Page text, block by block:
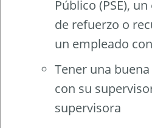
Público (PSE),
de refuerzo o
un empleado
Tener una
con su
supervisora